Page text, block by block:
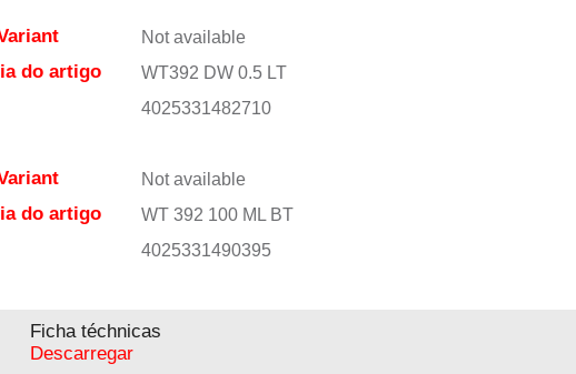
Not available
do artigo WT392 DW 0.5 LT
4025331482710
Not available
do artigo WT 392 100 ML BT
4025331490395
Ficha téchnicas
Descarregar